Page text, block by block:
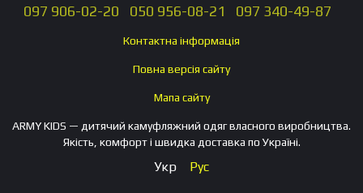
097 906-02-20 050 956-08-21 097 340-49-87
Контактна інформація
Повна версія сайту
Мапа сайту
ARMY KIDS — дитячий камуфляжний одяг власного виробництва.
Якість, комфорт і швидка доставка по Україні.
Укр Рус